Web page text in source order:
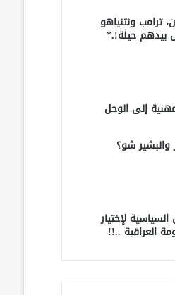
ونتنياهو
حيلَة!.*
إلى الوحل
والبشير شو؟
لإختيار
العراقية ..!!